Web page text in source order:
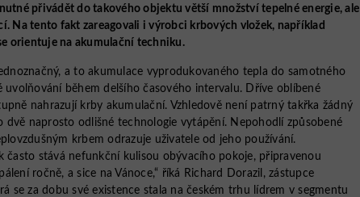
přivádět do takového objektu větší množství tepelné energie, ale
Na tento fakt zareagovali i výrobci krbových vložek, například
orientuje na akumulační techniku.
a to akumulace vyprodukovaného tepla do samotného
uvolňování během delšího časového intervalu. Dříve oblíbené
nahrazují krby akumulační. Vzhledově není patrný takřka žádný
dvě naprosto odlišné technologie vytápění. Nepohodlí způsobené
krbem odrazuje uživatele od jeho používání.
často stává nefunkční kulisou obývacího pokoje, připravenou
ročně, a sice na Vánoce,“ říká Richard Dorazil, zástupce
se za dobu své existence stala na českém trhu lídrem v segmentu